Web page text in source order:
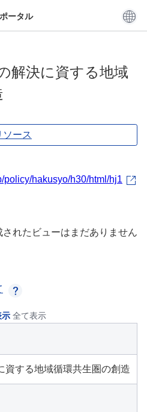
ータル
解決に資する地域
ソース
policy/hakusyo/h30/html/hj1
れたビューはまだありません
示 全て表示
する地域循環共生圏の創造